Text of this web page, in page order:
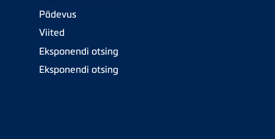
Pädevus
Viited
Eksponendi otsing
Eksponendi otsing